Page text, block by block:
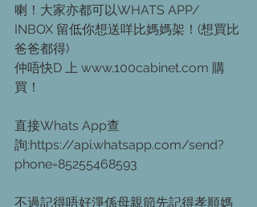
喇！大家亦都可以WHATS APP/
INBOX 留低你想送咩比媽媽架！(想買比
爸爸都得)
仲唔快D 上 www.100cabinet.com 購
買！
直接Whats App查
詢:https://api.whatsapp.com/send?
phone=85255468593
不過記得唔好淨係母親節先記得孝順媽